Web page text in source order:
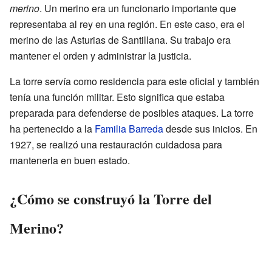
merino. Un merino era un funcionario importante que
representaba al rey en una región. En este caso, era el
merino de las Asturias de Santillana. Su trabajo era
mantener el orden y administrar la justicia.
La torre servía como residencia para este oficial y también
tenía una función militar. Esto significa que estaba
preparada para defenderse de posibles ataques. La torre
ha pertenecido a la Familia Barredadesde sus inicios. En
1927, se realizó una restauración cuidadosa para
mantenerla en buen estado.
¿Cómo se construyó la Torre del
Merino?